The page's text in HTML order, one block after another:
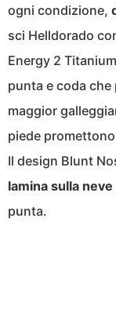
ogni condizione,
sci Helldorado
Energy 2
punta e coda che
maggior
piede
Il design Blunt
lamina sulla neve
punta.